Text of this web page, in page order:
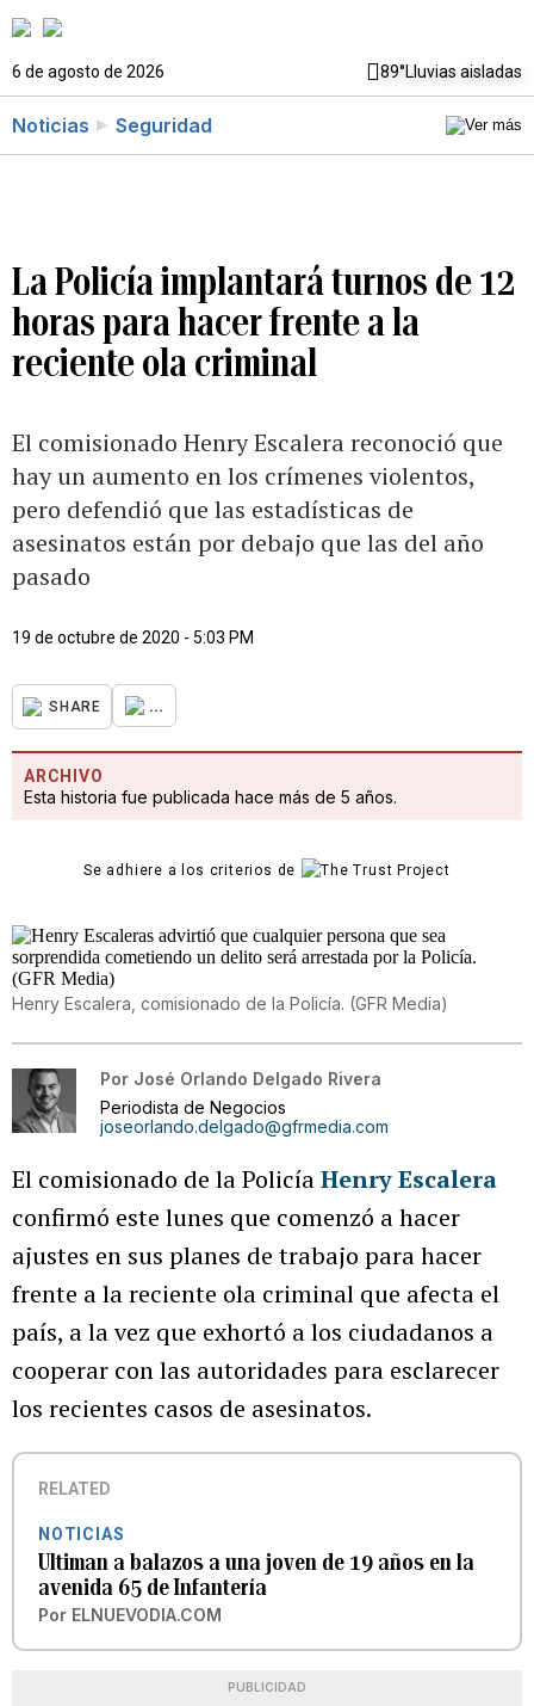
6 de agosto de 2026 89°Lluvias aisladas
Noticias Seguridad
La Policía implantará turnos de 12
horas para hacer frente a la
reciente ola criminal
El comisionado Henry Escalera reconoció que
hay un aumento en los crímenes violentos,
pero defendió que las estadísticas de
asesinatos están por debajo que las del año
pasado
19 de octubre de 2020 - 5:03 PM
SHARE ...
ARCHIVO
Esta historia fue publicada hace más de 5 años.
Se adhiere a los criterios de
Henry Escalera, comisionado de la Policía. (GFR Media)
Por José Orlando Delgado Rivera
Periodista de Negocios
joseorlando.delgado@gfrmedia.com
El comisionado de la PolicíaHenry Escalera
confirmó este lunes que comenzó a hacer
ajustes en sus planes de trabajo para hacer
frente a la reciente ola criminal que afecta el
país, a la vez que exhortó a los ciudadanos a
cooperar con las autoridades para esclarecer
los recientes casos de asesinatos.
RELATED
NOTICIAS
Ultiman a balazos a una joven de 19 años en la
avenida 65 de Infantería
Por ELNUEVODIA.COM
PUBLICIDAD